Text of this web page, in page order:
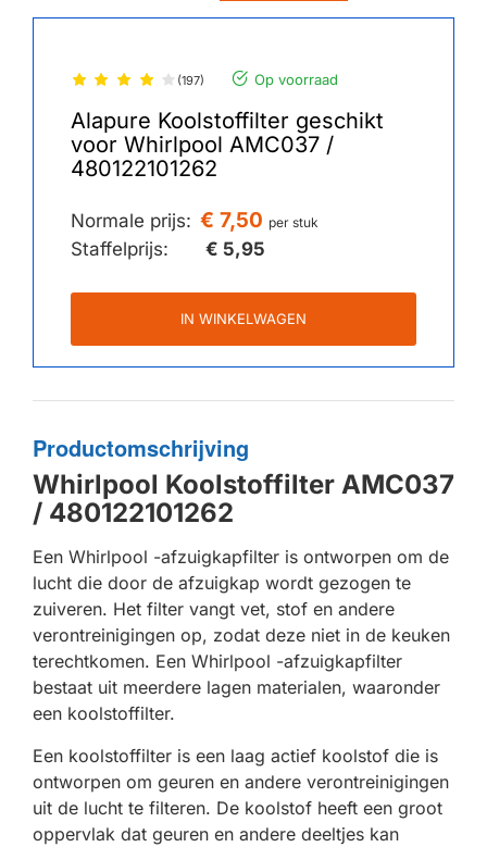
(197) Op voorraad
Alapure Koolstoffilter geschikt
voor Whirlpool AMC037 /
480122101262
Normale prijs: € 7,50 per stuk
Staffelprijs: € 5,95
IN WINKELWAGEN
Productomschrijving
Whirlpool Koolstoffilter AMC037
/ 480122101262
Een Whirlpool -afzuigkapfilter is ontworpen om de
lucht die door de afzuigkap wordt gezogen te
zuiveren. Het filter vangt vet, stof en andere
verontreinigingen op, zodat deze niet in de keuken
terechtkomen. Een Whirlpool -afzuigkapfilter
bestaat uit meerdere lagen materialen, waaronder
een koolstoffilter.
Een koolstoffilter is een laag actief koolstof die is
ontworpen om geuren en andere verontreinigingen
uit de lucht te filteren. De koolstof heeft een groot
oppervlak dat geuren en andere deeltjes kan